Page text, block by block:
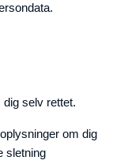
dig selv rettet.
om dig
sletning